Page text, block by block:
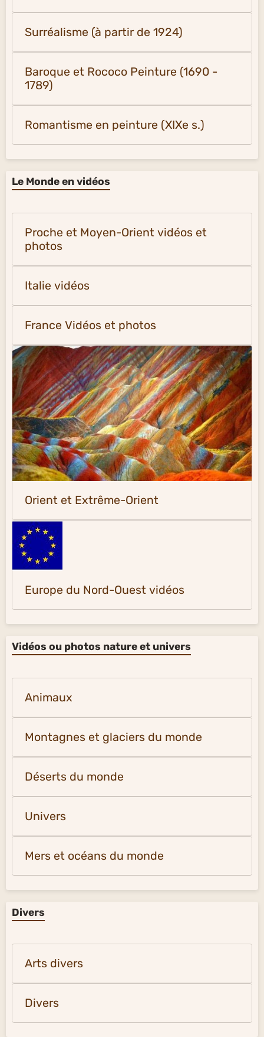
Surréalisme (à partir de 1924)
Baroque et Rococo Peinture (1690 -
1789)
Romantisme en peinture (XIXe s.)
Le Monde en vidéos
Proche et Moyen-Orient vidéos et
photos
Italie vidéos
France Vidéos et photos
Orient et Extrême-Orient
Europe du Nord-Ouest vidéos
Vidéos ou photos nature et univers
Animaux
Montagnes et glaciers du monde
Déserts du monde
Univers
Mers et océans du monde
Divers
Arts divers
Divers